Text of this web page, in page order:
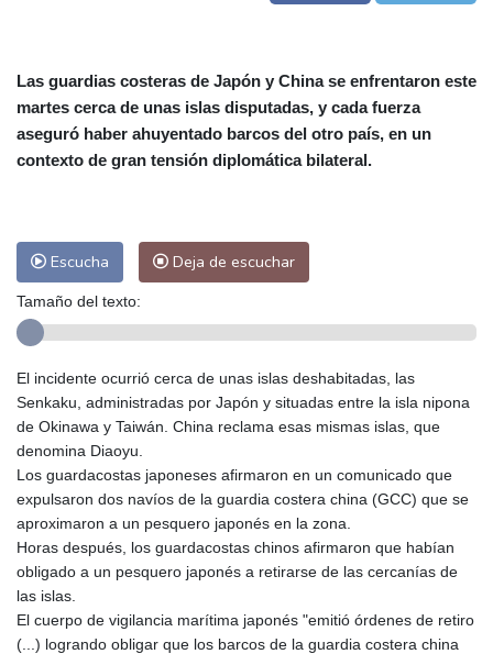
Las guardias costeras de Japón y China se enfrentaron este
martes cerca de unas islas disputadas, y cada fuerza
aseguró haber ahuyentado barcos del otro país, en un
contexto de gran tensión diplomática bilateral.
Escucha Deja de escuchar
Tamaño del texto:
El incidente ocurrió cerca de unas islas deshabitadas, las
Senkaku, administradas por Japón y situadas entre la isla nipona
de Okinawa y Taiwán. China reclama esas mismas islas, que
denomina Diaoyu.
Los guardacostas japoneses afirmaron en un comunicado que
expulsaron dos navíos de la guardia costera china (GCC) que se
aproximaron a un pesquero japonés en la zona.
Horas después, los guardacostas chinos afirmaron que habían
obligado a un pesquero japonés a retirarse de las cercanías de
las islas.
El cuerpo de vigilancia marítima japonés "emitió órdenes de retiro
(...) logrando obligar que los barcos de la guardia costera china